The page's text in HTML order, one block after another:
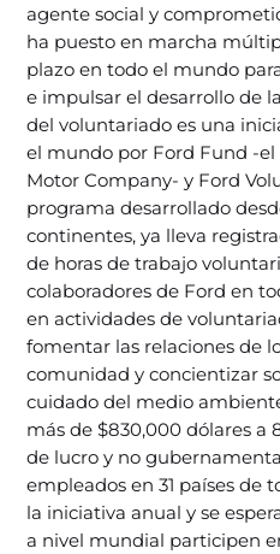
agente social y
ha puesto en marcha
plazo en todo el mundo
e impulsar el desarrollo de
del voluntariado es una
el mundo por Ford Fund -
Motor Company- y Ford
programa desarrollado
continentes, ya lleva
de horas de trabajo
colaboradores de Ford en
en actividades de
fomentar las relaciones de
comunidad y concientizar
cuidado del medio
más de $830,000 dólares a
de lucro y no
empleados en 31 países de
la iniciativa anual y se
a nivel mundial participen